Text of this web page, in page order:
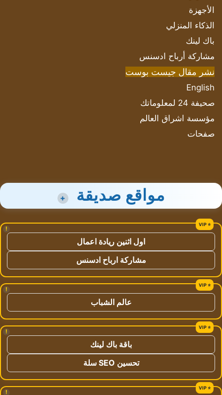
الأجهزة
الذكاء المنزلي
باك لينك
مشاركة أرباح ادسنس
نشر مقال جيست بوست
English
صحيفة 24 لمعلوماتك
مؤسسة اشراق العالم
صفحات
مواقع صديقة +
!
اول اثنين ريادة اعمال
مشاركة ارباح ادسنس
!
عالم الشباب
!
باقة باك لينك
تحسين SEO سلة
!